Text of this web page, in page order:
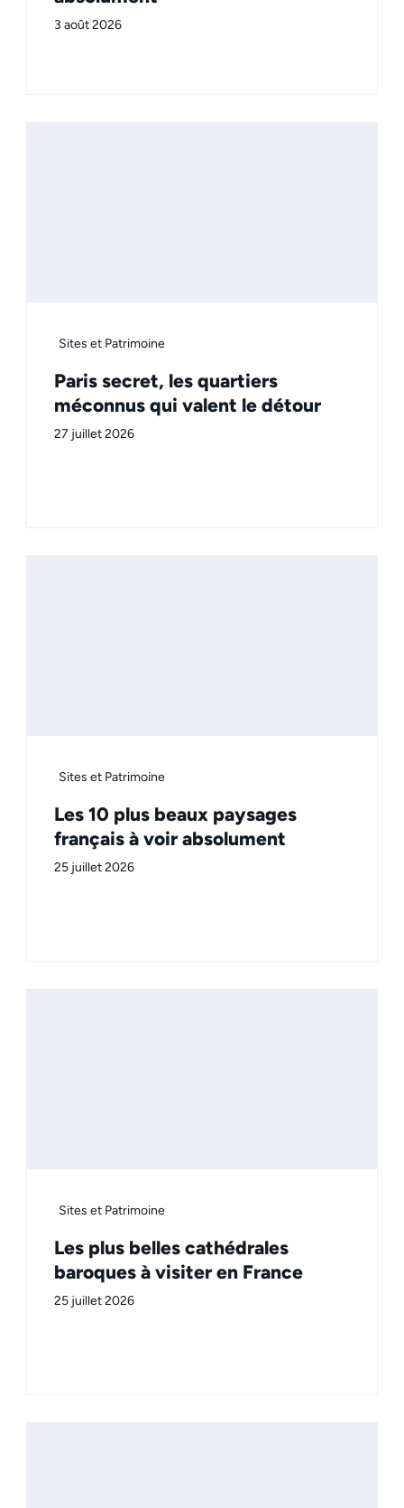
3 août 2026
Sites et Patrimoine
Paris secret, les quartiers
méconnus qui valent le détour
27 juillet 2026
Sites et Patrimoine
Les 10 plus beaux paysages
français à voir absolument
25 juillet 2026
Sites et Patrimoine
Les plus belles cathédrales
baroques à visiter en France
25 juillet 2026